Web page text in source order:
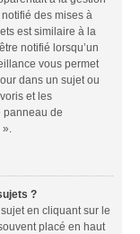
des mises à
est similaire à la
notifié lorsqu’un
vous permet
dans un sujet ou
et les
panneau de
».
?
en cliquant sur le
placé en haut